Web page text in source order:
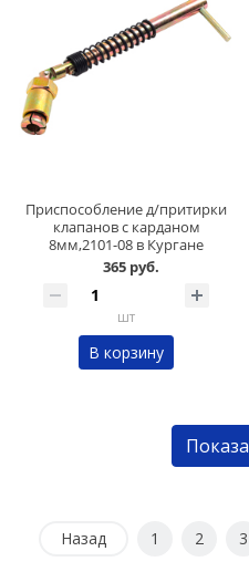
Приспособление д/притирки
клапанов с карданом
8мм,2101-08 в Кургане
365 руб.
шт
В корзину
Назад 1 2 3